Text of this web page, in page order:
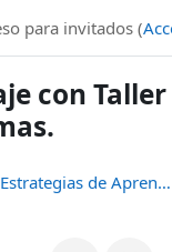
para invitados (
con Taller
Estrategias de Aprendizaje con TRP